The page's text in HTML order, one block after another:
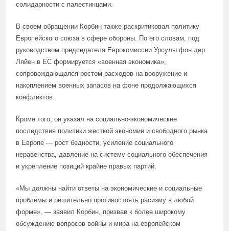
солидарности с палестинцами.
В своем обращении Корбин также раскритиковал политику
Европейского союза в сфере обороны. По его словам, под
руководством председателя Еврокомиссии Урсулы фон дер
Ляйен в ЕС формируется «военная экономика»,
сопровождающаяся ростом расходов на вооружение и
накоплением военных запасов на фоне продолжающихся
конфликтов.
Кроме того, он указал на социально-экономические
последствия политики жесткой экономии и свободного рынка
в Европе — рост бедности, усиление социального
неравенства, давление на систему социального обеспечения
и укрепление позиций крайне правых партий.
«Мы должны найти ответы на экономические и социальные
проблемы и решительно противостоять расизму в любой
форме», — заявил Корбин, призвав к более широкому
обсуждению вопросов войны и мира на европейском